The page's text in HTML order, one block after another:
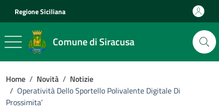
Regione Siciliana
Comune di Siracusa
Home / Novità / Notizie
/ Operatività Dello Sportello Polivalente Digitale Di
Prossimita’